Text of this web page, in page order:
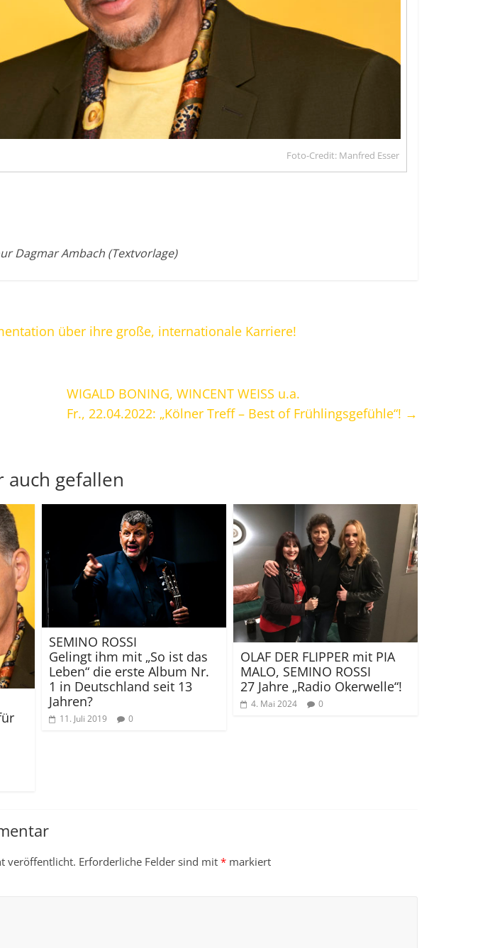
Foto-Credit: Manfred Esser
Dagmar Ambach (Textvorlage)
über ihre große, internationale Karriere!
WIGALD BONING, WINCENT WEISS u.a.
Fr., 22.04.2022: „Kölner Treff – Best of Frühlingsgefühle“! →
auch gefallen
SEMINO ROSSI
Gelingt ihm mit „So ist das
Leben“ die erste Album Nr.
1 in Deutschland seit 13
Jahren?
11. Juli 2019 0
OLAF DER FLIPPER mit PIA
MALO, SEMINO ROSSI
27 Jahre „Radio Okerwelle“!
4. Mai 2024 0
veröffentlicht. Erforderliche Felder sind mit * markiert